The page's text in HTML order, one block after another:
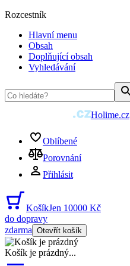
Rozcestník
Hlavní menu
Obsah
Doplňující obsah
Vyhledávání
Holime.cz
Oblíbené
Porovnání
Přihlásit
KošíkJen 10000 Kč
do dopravy
zdarma Otevřít košík
Košík je prázdný...